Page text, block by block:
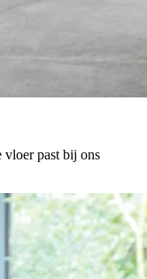
vloer past bij ons